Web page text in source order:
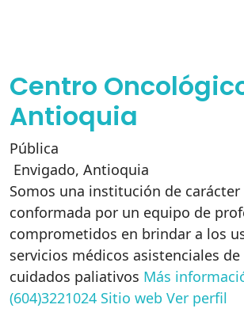
Centro
Antioquia
Pública
Envigado, Antioquia
Somos una institución de carácter
conformada por un equipo de
comprometidos en brindar a los
servicios médicos asistenciales
cuidados paliativos Más
(604)3221024 Sitio web Ver perfil